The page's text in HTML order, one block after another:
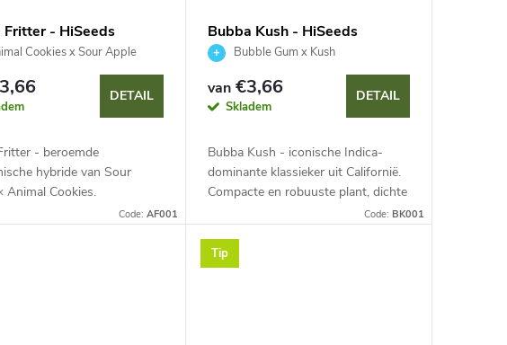
- HiSeeds
Cookies x Sour Apple
DETAIL
- beroemde
hybride van Sour
Animal Cookies.
genetica met hoge
Code: AF001
Bubba Kush - HiSeeds
Bubble Gum x Kush
van€3,66
Skladem
DETAIL
Bubba Kush - iconische Indica-
dominante klassieker uit Californië.
Compacte en robuuste plant, dichte
harsrijke toppen met paarse tinten,
Code: BK001
Tip